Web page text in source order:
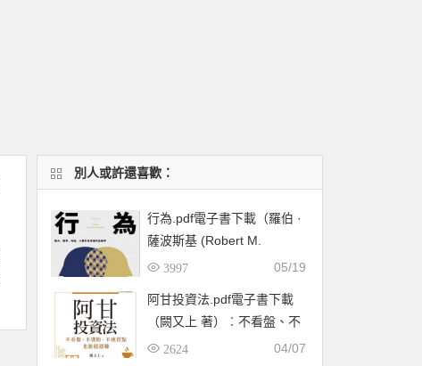
別人或許還喜歡：
行為.pdf電子書下載（羅伯 ·
薩波斯基 (Robert M.
Sapolsky) 著）：暴力、競
生物學
3997 05/19
阿甘投資法.pdf電子書下載
（闕又上 著）︰不看盤、不
選股、不挑買點也能穩穩賺
2624 04/07